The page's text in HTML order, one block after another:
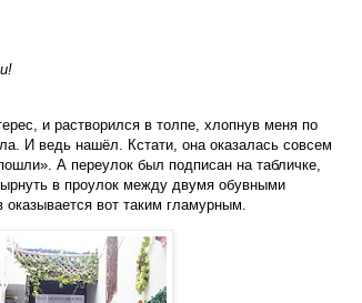
и растворился в толпе, хлопнув меня по
И ведь нашёл. Кстати, она оказалась совсем
А переулок был подписан на табличке,
в проулок между двумя обувными
вот таким гламурным.